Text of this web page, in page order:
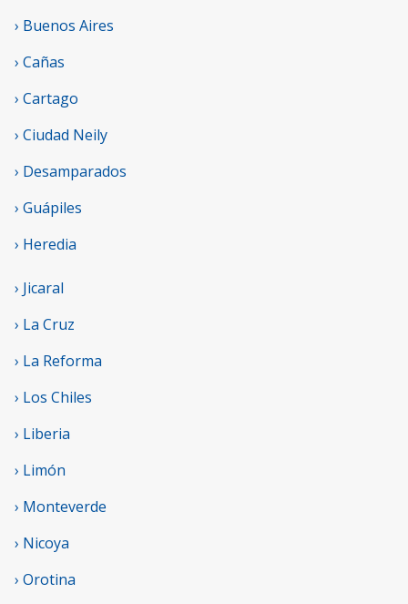
› Buenos Aires
› Cañas
› Cartago
› Ciudad Neily
› Desamparados
› Guápiles
› Heredia
› Jicaral
› La Cruz
› La Reforma
› Los Chiles
› Liberia
› Limón
› Monteverde
› Nicoya
› Orotina